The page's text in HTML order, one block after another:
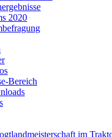
2020
Bereich